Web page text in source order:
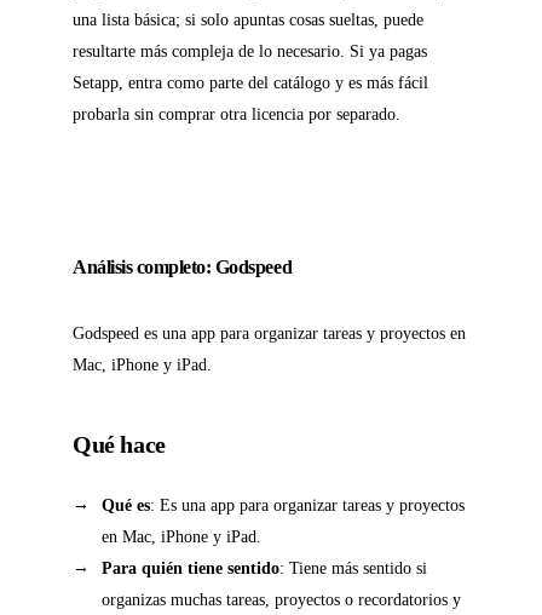
una lista básica; si solo apuntas cosas sueltas, puede
resultarte más compleja de lo necesario. Si ya pagas
Setapp, entra como parte del catálogo y es más fácil
probarla sin comprar otra licencia por separado.
Análisis completo: Godspeed
Godspeed es una app para organizar tareas y proyectos en
Mac, iPhone y iPad.
Qué hace
Qué es: Es una app para organizar tareas y proyectos
en Mac, iPhone y iPad.
Para quién tiene sentido: Tiene más sentido si
organizas muchas tareas, proyectos o recordatorios y